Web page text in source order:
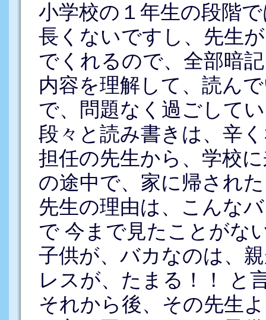
小学校の１年生の段階
長くないですし、先生
でくれるので、全部暗
内容を理解して、読ん
で、問題なく過ごして
段々と読み書きは、辛
担任の先生から、学校
の途中で、家に帰され
先生の理由は、こんな
で 今まで見たことがな
子供が、バカなのは、
レスが、たまる！！ と
それから後、その先生